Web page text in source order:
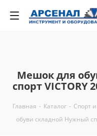
Мешок для
спорт VICTORY
Главная - Каталог - Спорт
обуви складной Нужный